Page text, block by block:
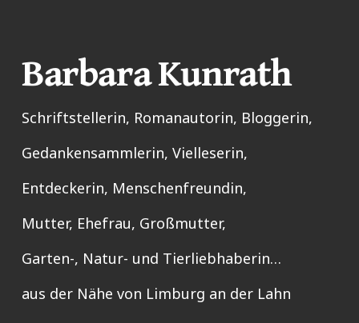
Barbara Kunrath
Schriftstellerin, Romanautorin, Bloggerin,
Gedankensammlerin, Vielleserin,
Entdeckerin, Menschenfreundin,
Mutter, Ehefrau, Großmutter,
Garten-, Natur- und Tierliebhaberin…
aus der Nähe von Limburg an der Lahn